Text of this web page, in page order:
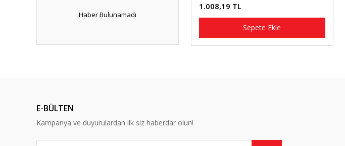
Haber Bulunamadı
1.008,19 TL
Sepete Ekle
E-BÜLTEN
Kampanya ve duyurulardan ilk siz haberdar olun!